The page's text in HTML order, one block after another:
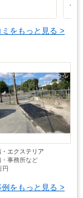
一
ミをもっと見る >
・エクステリア
・事務所など
円
例をもっと見る >